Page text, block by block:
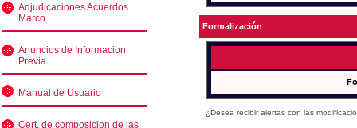
Adjudicaciones Acuerdos
Marco
Anuncios de Informacion
Previa
Manual de Usuario
Cert. de composicion de las
Formalización
¿Desea recibir alertas con las